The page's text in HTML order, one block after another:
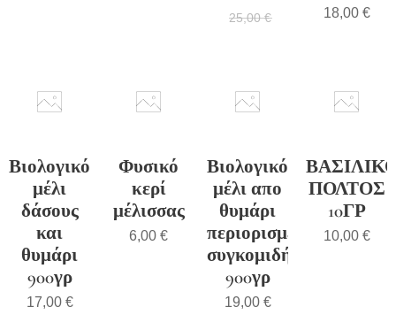
25,00€ 18,00€
Βιολογικό
μέλι
δάσους
και
θυμάρι
900γρ
17,00€
Φυσικό
κερί
μέλισσας
6,00 €
Βιολογικό
μέλι απο
θυμάρι
περιορισμένης
συγκομιδής
900γρ
19,00€
ΠΟΛΤΟΣ
10ΓΡ
10,00€